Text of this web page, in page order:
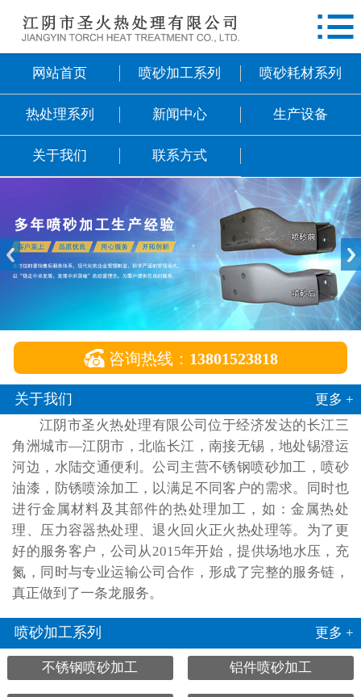
网站首页
新闻中心
生产设备
关于我们
联系方式

网站首页 喷砂加工系列 喷砂耗材系列
热处理系列 新闻中心 生产设备
关于我们 联系方式
 咨询热线： 13801523818
关于我们
更多 +
江阴市圣火热处理有限公司位于经济发达的长江三
角洲城市—江阴市，北临长江，南接无锡，地处锡澄运
河边，水陆交通便利。公司主营不锈钢喷砂加工，喷砂
油漆，防锈喷涂加工，以满足不同客户的需求。同时也
进行金属材料及其部件的热处理加工，如：金属热处
理、压力容器热处理、退火回火正火热处理等。为了更
好的服务客户，公司从2015年开始，提供场地水压，充
氮，同时与专业运输公司合作，形成了完整的服务链，
真正做到了一条龙服务。
喷砂加工系列 更多 +
不锈钢喷砂加工 铝件喷砂加工